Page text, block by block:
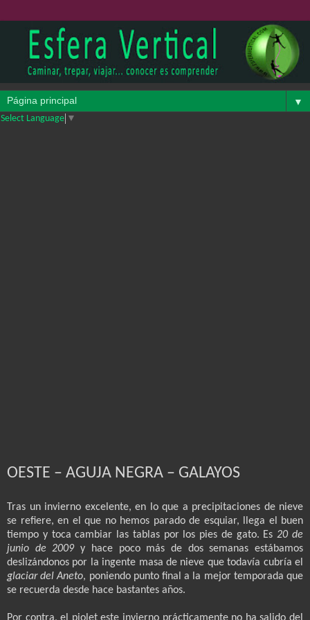
▼
Select Language ▼
OESTE – AGUJA NEGRA – GALAYOS
Tras un invierno excelente, en lo que a precipitaciones de nieve
se refiere, en el que no hemos parado de esquiar, llega el buen
tiempo y toca cambiar las tablas por los pies de gato. Es20 de
junio de 2009y hace poco más de dos semanas estábamos
deslizándonos por la ingente masa de nieve que todavía cubría el
glaciar del Aneto, poniendo punto final a la mejor temporada que
se recuerda desde hace bastantes años.
Por contra, el piolet este invierno prácticamente no ha salido del